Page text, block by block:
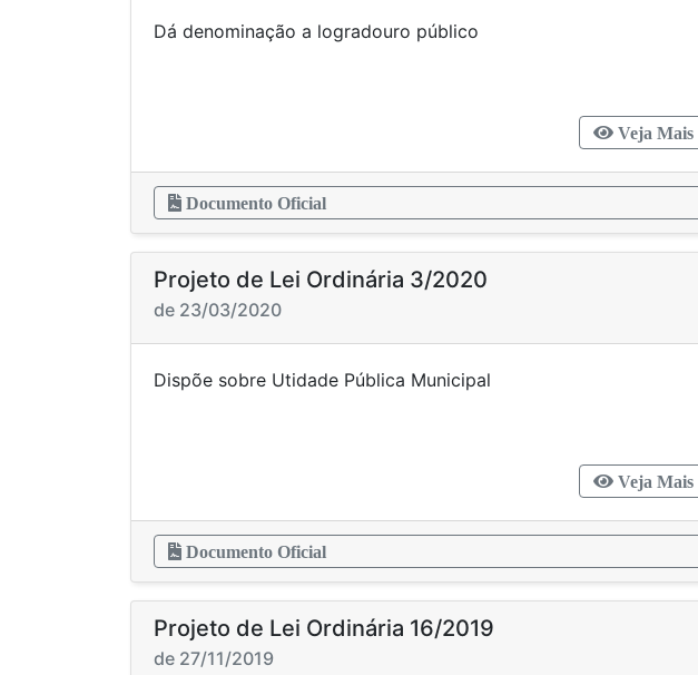
Dá denominação a logradouro público
Veja Mais
Documento Oficial
Projeto de Lei Ordinária 3/2020
de 23/03/2020
Dispõe sobre Utidade Pública Municipal
Veja Mais
Documento Oficial
Projeto de Lei Ordinária 16/2019
de 27/11/2019